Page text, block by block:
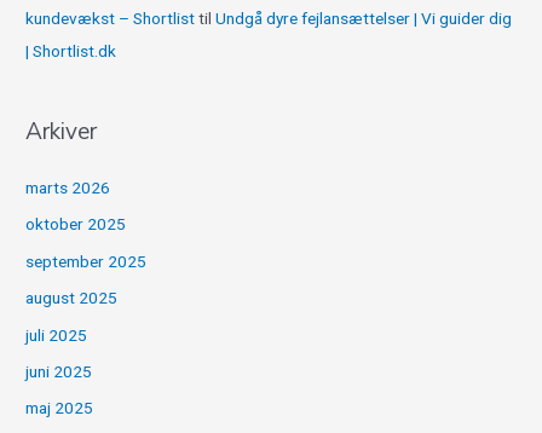
kundevækst – ShortlisttilUndgå dyre fejlansættelser | Vi guider dig
| Shortlist.dk
Arkiver
marts 2026
oktober 2025
september 2025
august 2025
juli 2025
juni 2025
maj 2025